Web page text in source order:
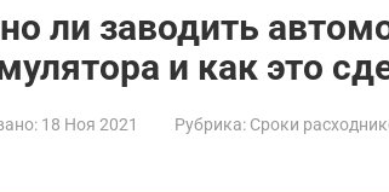
ли заводить
и как это
18 Ноя 2021 Рубрика: Сроки